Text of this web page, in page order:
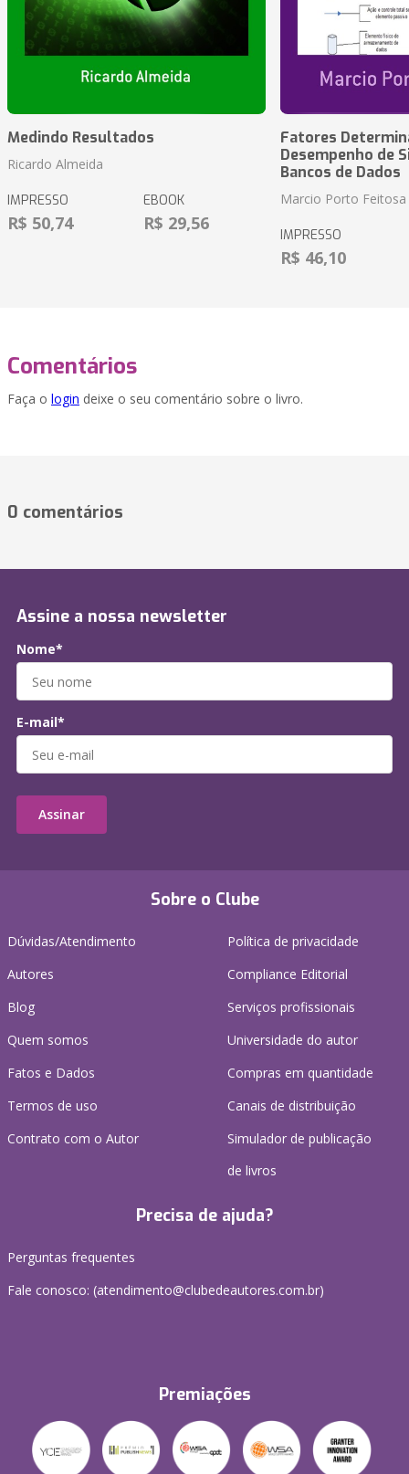
Medindo Resultados
Ricardo Almeida
IMPRESSO
R$ 50,74
EBOOK
R$ 29,56
Fatores
Desempenho de
Bancos de Dados
Marcio Porto Feitosa
IMPRESSO
R$ 46,10
Comentários
Faça o login deixe o seu comentário sobre o livro.
0 comentários
Sobre o Clube
Dúvidas/Atendimento
Autores
Blog
Quem somos
Fatos e Dados
Termos de uso
Contrato com o Autor
Política de privacidade
Compliance Editorial
Serviços profissionais
Universidade do autor
Compras em quantidade
Canais de distribuição
Simulador de publicação
de livros
Precisa de ajuda?
Perguntas frequentes
Fale conosco: (atendimento@clubedeautores.com.br)
Premiações
Assine a nossa newsletter
Nome*
E-mail*
Assinar